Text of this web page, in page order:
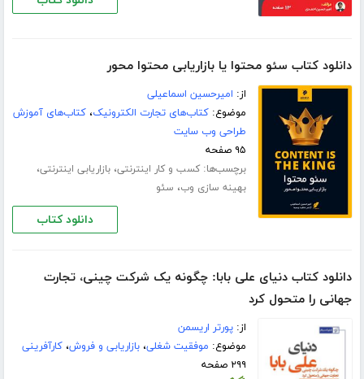
دانلود کتاب سئو محتوا یا بازاریابی محتوا محور
از: امیرحسین اسماعیلی
موضوع:کتاب‌های تجارت الکترونیک،کتاب‌های آموزش
طراحی وب سایت
۹۵ صفحه
برچسب‌ها:کسب و کار اینترنتی،بازاریابی اینترنتی،
بهینه سازی وب، سئو
دانلود کتاب
دانلود کتاب دنیای علی بابا: چگونه یک شرکت چینی، تجارت
جهانی را متحول کرد
از:پورتر اریسمن
موضوع: موفقیت شغلی،بازاریابی و فروش،کارآفرینی
۲۹۹ صفحه